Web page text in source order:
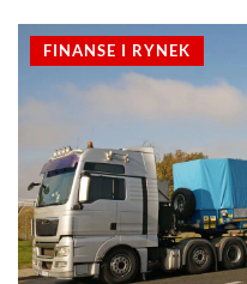
FINANSE I RYNEK